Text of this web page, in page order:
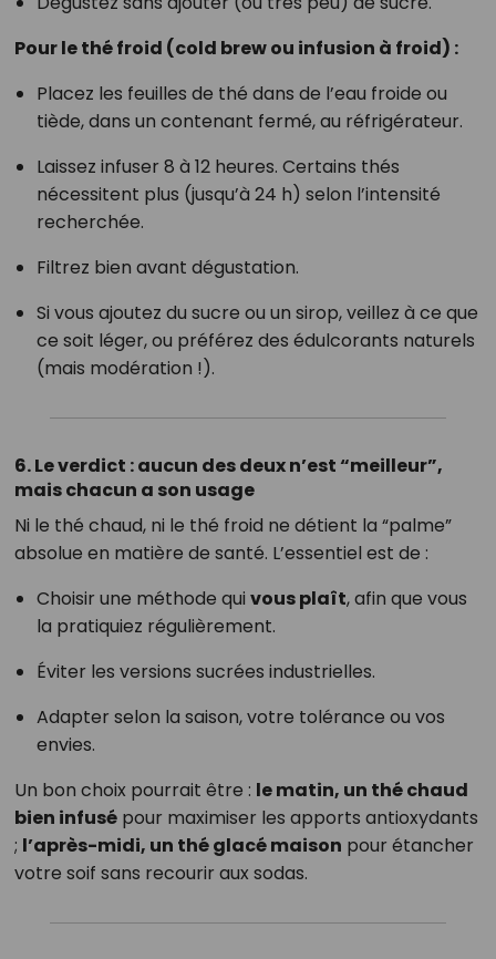
Pour le thé froid (cold brew ou infusion à froid) :
Placez les feuilles de thé dans de l’eau froide ou
tiède, dans un contenant fermé, au réfrigérateur.
Laissez infuser 8 à 12 heures. Certains thés
nécessitent plus (jusqu’à 24 h) selon l’intensité
recherchée.
Filtrez bien avant dégustation.
Si vous ajoutez du sucre ou un sirop, veillez à ce que
ce soit léger, ou préférez des édulcorants naturels
(mais modération !).
6. Le verdict : aucun des deux n’est “meilleur”,
mais chacun a son usage
Ni le thé chaud, ni le thé froid ne détient la “palme”
absolue en matière de santé. L’essentiel est de :
Choisir une méthode qui vous plaît, afin que vous
la pratiquiez régulièrement.
Éviter les versions sucrées industrielles.
Adapter selon la saison, votre tolérance ou vos
envies.
Un bon choix pourrait être : le matin, un thé chaud
bien infusépour maximiser les apports antioxydants
; l’après-midi, un thé glacé maison pour étancher
votre soif sans recourir aux sodas.